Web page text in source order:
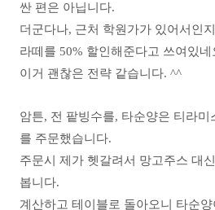
싼 편은 아닙니다.
더군다나, 근처 학원가가 있어서인
라떼를 50% 할인해준다고 쓰여있네
이거 괜찮은 전략 같습니다. ^^
암튼, 전 팥빙수를, 타순양은 티라
를 주문했습니다.
주문시 제가 헷갈려서 망고주스 대
봅니다.
계산하고 테이블로 돌아오니 타순